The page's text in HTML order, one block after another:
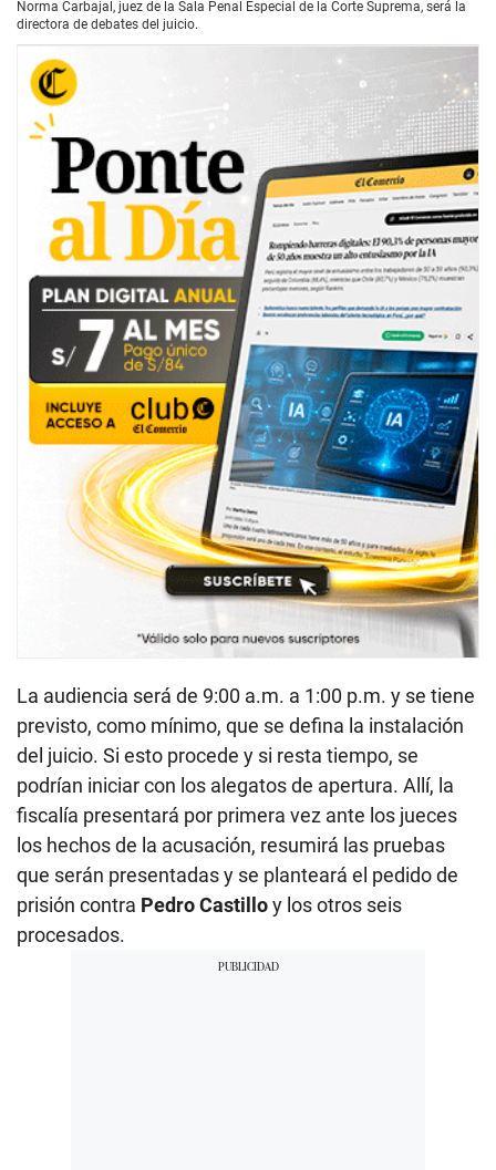
Norma Carbajal, juez de la Sala Penal Especial de la Corte Suprema, será la
directora de debates del juicio.
La audiencia será de 9:00 a.m. a 1:00 p.m. y se tiene
previsto, como mínimo, que se defina la instalación
del juicio. Si esto procede y si resta tiempo, se
podrían iniciar con los alegatos de apertura. Allí, la
fiscalía presentará por primera vez ante los jueces
los hechos de la acusación, resumirá las pruebas
que serán presentadas y se planteará el pedido de
prisión contra Pedro Castilloy los otros seis
procesados.